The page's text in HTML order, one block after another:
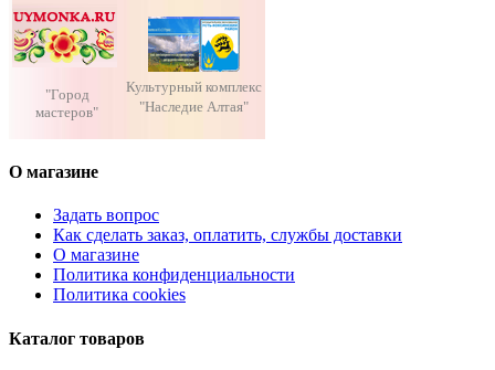
"Город
мастеров"
Культурный комплекс
"Наследие Алтая"
О магазине
Задать вопрос
Как сделать заказ, оплатить, службы доставки
О магазине
Политика конфиденциальности
Политика cookies
Каталог товаров